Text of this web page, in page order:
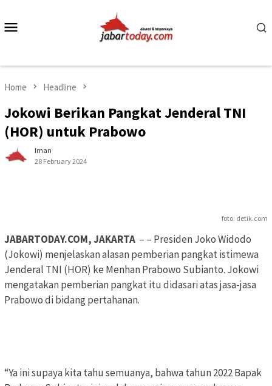
content
Home Headline
Jokowi Berikan Pangkat Jenderal TNI
(HOR) untuk Prabowo
Iman
28 February 2024
foto: detik.com
JABARTODAY.COM, JAKARTA – – Presiden Joko Widodo
(Jokowi) menjelaskan alasan pemberian pangkat istimewa
Jenderal TNI (HOR) ke Menhan Prabowo Subianto. Jokowi
mengatakan pemberian pangkat itu didasari atas jasa-jasa
Prabowo di bidang pertahanan.
“Ya ini supaya kita tahu semuanya, bahwa tahun 2022 Bapak